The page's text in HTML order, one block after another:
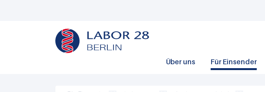
Über uns Für Einsender